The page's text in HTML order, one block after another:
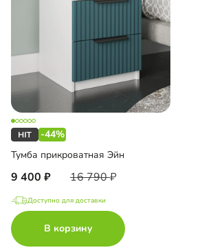
-44%
Тумба прикроватная Эйн
9 400 16 790
Доступно для доставки
В корзину